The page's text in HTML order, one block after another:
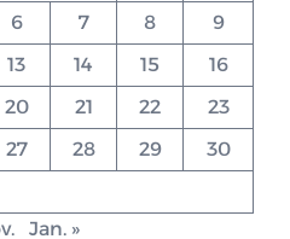
6 7 8
9
13 14 15
16
20 21 22
23
27 28 29
30
Jan. »